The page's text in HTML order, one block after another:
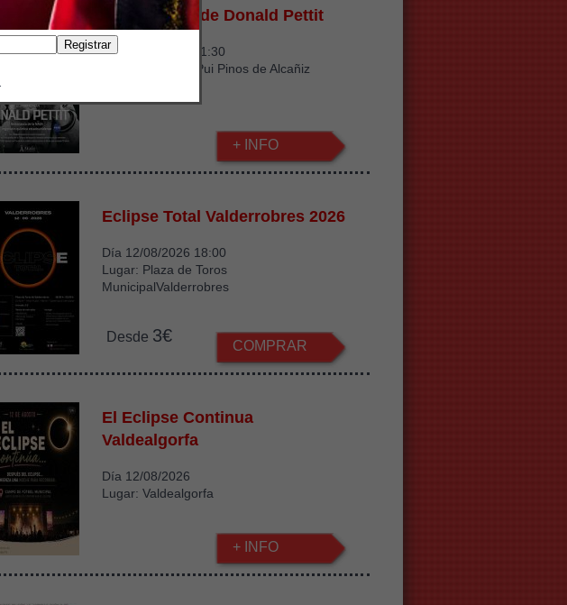
Conferencia de Donald Pettit
Día 11/08/2026 21:30
Lugar: Auditorio Pui Pinos de Alcañiz
+ INFO
Eclipse Total Valderrobres 2026
Día 12/08/2026 18:00
Lugar: Plaza de Toros
MunicipalValderrobres
Desde 3€
COMPRAR
El Eclipse Continua
Valdealgorfa
Día 12/08/2026
Lugar: Valdealgorfa
+ INFO